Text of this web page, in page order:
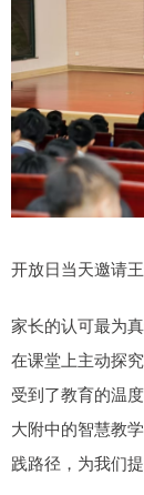
开放日当天邀请
家长的认可最为
在课堂上主动探
受到了教育的温
大附中的智慧教
践路径，为我们